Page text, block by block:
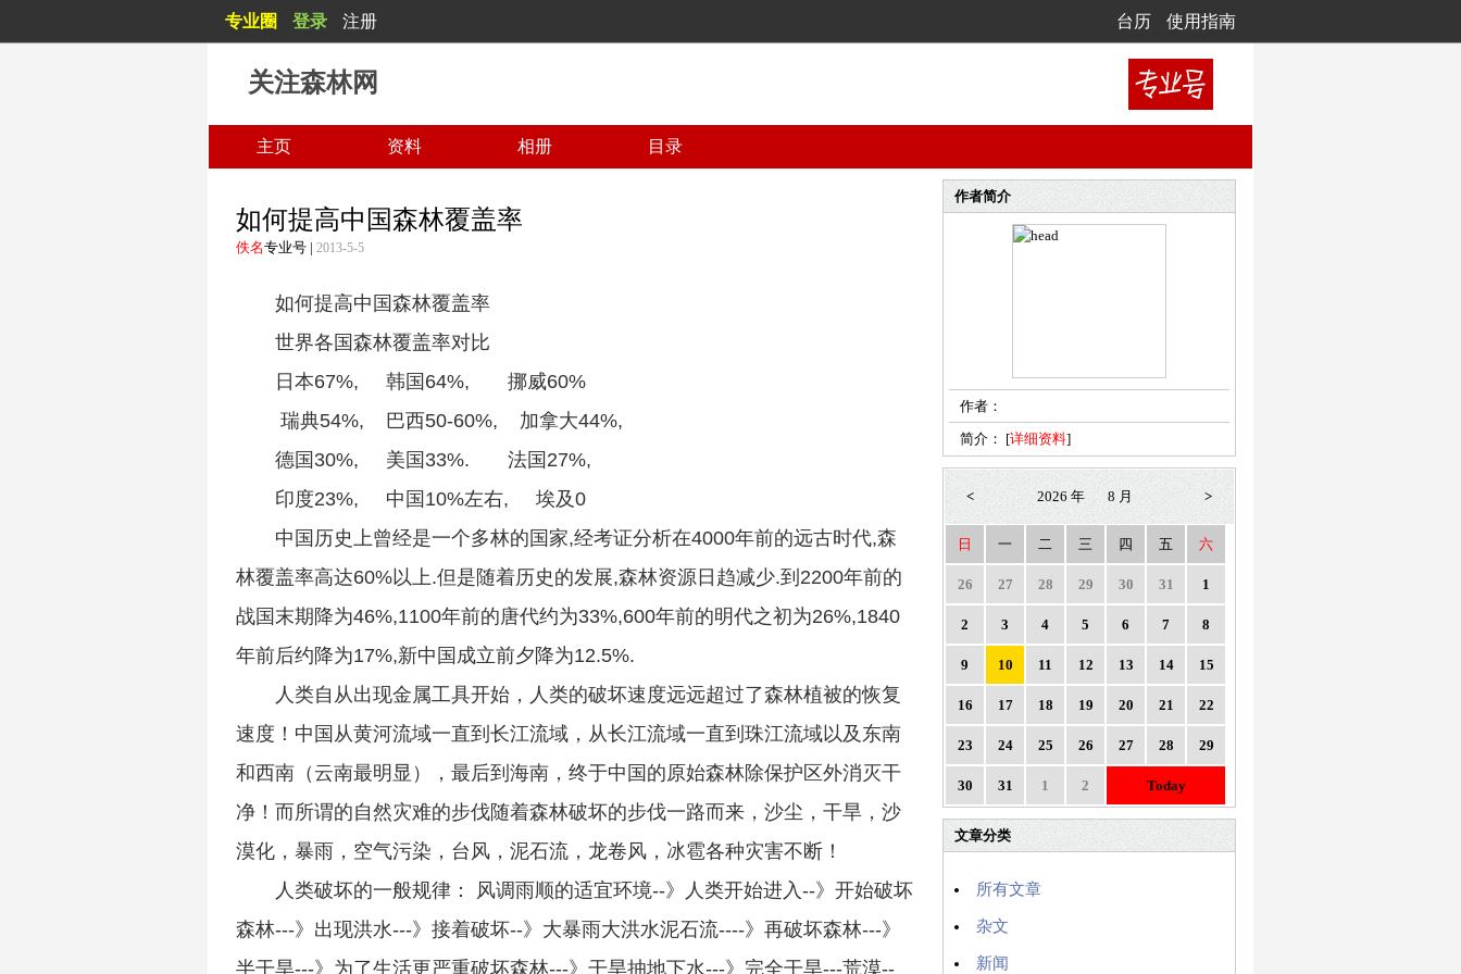
专业圈 登录 注册 台历 使用指南
关注森林网
主页 资料 相册 目录
如何提高中国森林覆盖率
佚名专业号 | 2013-5-5
如何提高中国森林覆盖率
世界各国森林覆盖率对比
日本67%, 韩国64%, 挪威60%
瑞典54%, 巴西50-60%, 加拿大44%,
德国30%, 美国33%. 法国27%,
印度23%, 中国10%左右, 埃及0
中国历史上曾经是一个多林的国家,经考证分析在4000年前的远古时代,森
林覆盖率高达60%以上.但是随着历史的发展,森林资源日趋减少.到2200年前的
战国末期降为46%,1100年前的唐代约为33%,600年前的明代之初为26%,1840
年前后约降为17%,新中国成立前夕降为12.5%.
人类自从出现金属工具开始，人类的破坏速度远远超过了森林植被的恢复
速度！中国从黄河流域一直到长江流域，从长江流域一直到珠江流域以及东南
和西南（云南最明显），最后到海南，终于中国的原始森林除保护区外消灭干
净！而所谓的自然灾难的步伐随着森林破坏的步伐一路而来，沙尘，干旱，沙
漠化，暴雨，空气污染，台风，泥石流，龙卷风，冰雹各种灾害不断！
人类破坏的一般规律： 风调雨顺的适宜环境--》人类开始进入--》开始破坏
森林---》出现洪水---》接着破坏--》大暴雨大洪水泥石流----》再破坏森林---》
半干旱---》为了生活更严重破坏森林---》干旱抽地下水---》完全干旱---荒漠--
作者简介
作者：
简介： [详细资料]
< 2026 年 8 月 >
日 一 二 三 四 五 六
26 27 28 29 30 31 1
2 3 4 5 6 7 8
9 10 11 12 13 14 15
16 17 18 19 20 21 22
23 24 25 26 27 28 29
30 31 1 2 Today
文章分类
所有文章
杂文
新闻